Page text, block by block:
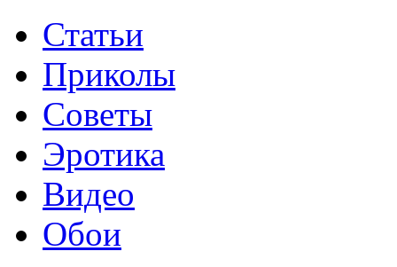
Статьи
Приколы
Советы
Эротика
Видео
Обои